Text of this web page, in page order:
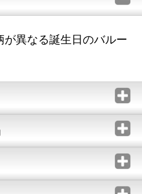
異なる誕生日のバルー